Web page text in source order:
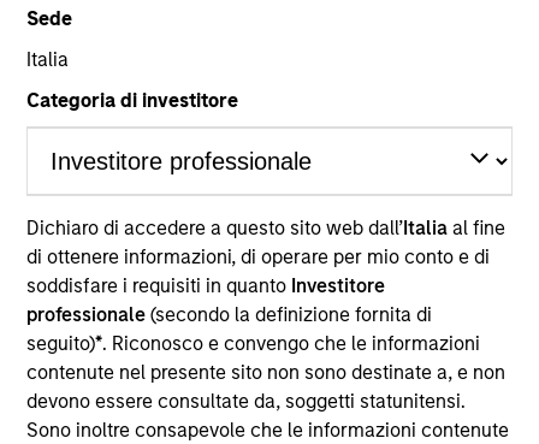
Sede
Italia
Categoria di investitore
Dichiaro di accedere a questo sito web dall’Italia al fine
di ottenere informazioni, di operare per mio conto e di
soddisfare i requisiti in quanto Investitore
professionale(secondo la definizione fornita di
seguito)*. Riconosco e convengo che le informazioni
contenute nel presente sito non sono destinate a, e non
devono essere consultate da, soggetti statunitensi.
Sono inoltre consapevole che le informazioni contenute
Rendimenti nell’anno solare.
*Devise de référence du fonds
Il presente materiale contiene informazioni relative ai
Comparti di Morgan Stanley Investment Funds, una
società di investimento a capitale variabile di diritto
lussemburghese. (la “Società”) è registrata nel
Granducato di Lussemburgo come organismo
d’investimento collettivo ai sensi della Parte 1 della Legge
del 17 dicembre 2010 e successive modifiche. La Società è
un organismo d’investimento collettivo in valori mobiliari
(“OICVM”).